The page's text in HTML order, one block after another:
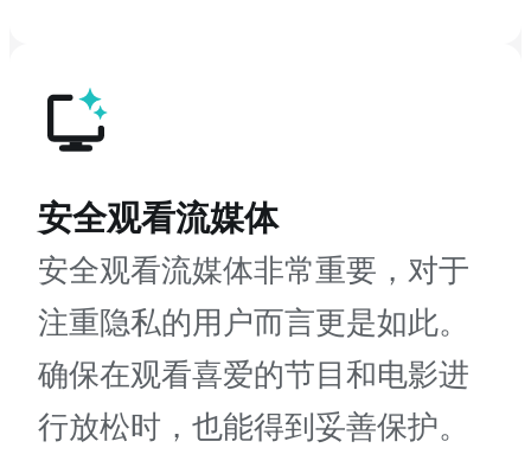
安全观看流媒体
安全观看流媒体非常重要，对于
注重隐私的用户而言更是如此。
确保在观看喜爱的节目和电影进
行放松时，也能得到妥善保护。